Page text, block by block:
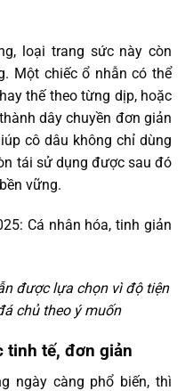
loại trang sức này còn
Một chiếc ổ nhẫn có thể
thế theo từng dịp, hoặc
dây chuyền đơn giản
cô dâu không chỉ dùng
tái sử dụng được sau đó
vững.
được lựa chọn vì độ tiện
chủ theo ý muốn
tinh tế, đơn giản
ngày càng phổ biến, thì